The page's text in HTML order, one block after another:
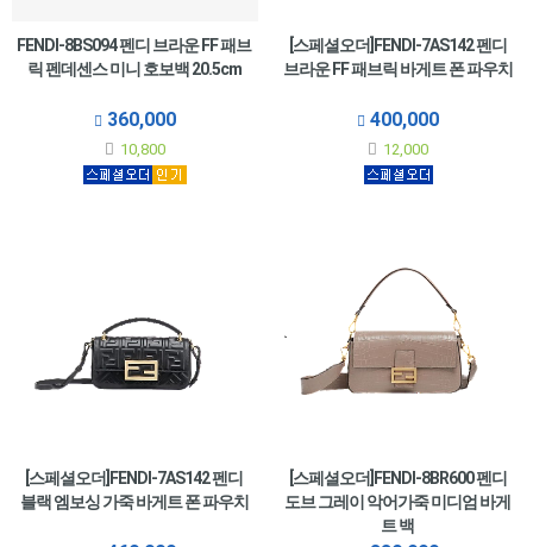
FENDI-8BS094 펜디 브라운 FF 패브
릭 펜데센스 미니 호보백 20.5cm
360,000
10,800
[스페셜오더]FENDI-7AS142 펜디
브라운 FF 패브릭 바게트 폰 파우치
400,000
12,000
[스페셜오더]FENDI-7AS142 펜디
블랙 엠보싱 가죽 바게트 폰 파우치
[스페셜오더]FENDI-8BR600 펜디
도브 그레이 악어가죽 미디엄 바게
트 백